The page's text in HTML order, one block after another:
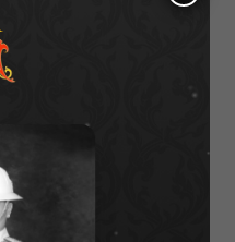
มีชีวิต”
โครงการหุบกะพง–ห้วย
รี
รียมเครื่องจักรรับมือน้ำ